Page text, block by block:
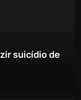
suicídio de